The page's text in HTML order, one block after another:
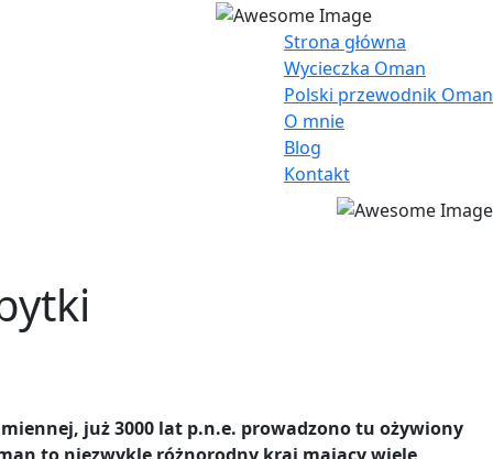
Strona główna
Wycieczka Oman
Polski przewodnik Oman
O mnie
Blog
Kontakt
już 3000 lat p.n.e. prowadzono tu ożywiony